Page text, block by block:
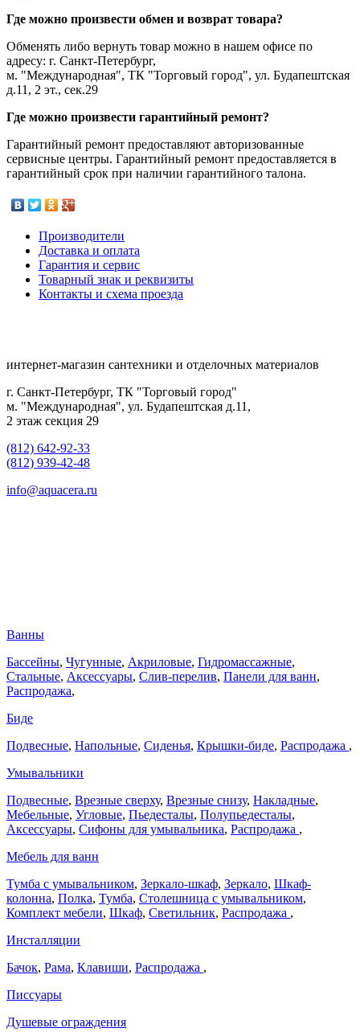
Где можно произвести обмен и возврат товара?
Обменять либо вернуть товар можно в нашем офисе по
адресу: г. Санкт-Петербург,
м. "Международная", ТК "Торговый город", ул. Будапештская
д.11, 2 эт., сек.29
Где можно произвести гарантийный ремонт?
Гарантийный ремонт предоставляют авторизованные
сервисные центры. Гарантийный ремонт предоставляется в
гарантийный срок при наличии гарантийного талона.
Производители
Доставка и оплата
Гарантия и сервис
Товарный знак и реквизиты
Контакты и схема проезда
интернет-магазин сантехники и отделочных материалов
г. Санкт-Петербург, ТК "Торговый город"
м. "Международная", ул. Будапештская д.11,
2 этаж секция 29
(812) 642-92-33
(812) 939-42-48
info@aquacera.ru
Ванны
Бассейны, Чугунные, Акриловые, Гидромассажные,
Стальные, Аксессуары, Слив-перелив, Панели для ванн,
Распродажа,
Биде
Подвесные, Напольные, Сиденья, Крышки-биде, Распродажа ,
Умывальники
Подвесные, Врезные сверху, Врезные снизу, Накладные,
Мебельные, Угловые, Пьедесталы, Полупьедесталы,
Аксессуары, Сифоны для умывальника, Распродажа ,
Мебель для ванн
Тумба с умывальником, Зеркало-шкаф, Зеркало, Шкаф-
колонна, Полка, Тумба, Столешница с умывальником,
Комплект мебели, Шкаф, Светильник, Распродажа ,
Инсталляции
Бачок, Рама, Клавиши, Распродажа ,
Писсуары
Душевые ограждения